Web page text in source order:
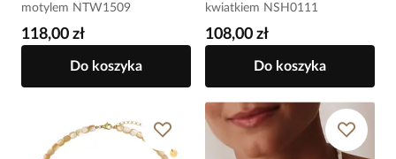
motylem NTW1509
118,00 zł
Do koszyka
kwiatkiem NSH0111
108,00 zł
Do koszyka